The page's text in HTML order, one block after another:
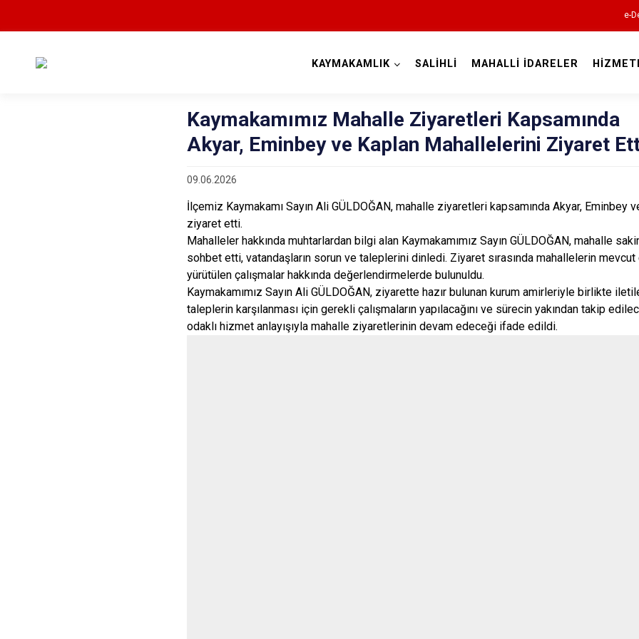
e-
Ahmetli
Alaşehir
Gölmarmara
KAYMAKAMLIK SALİHLİ MAHALLİ İDARELER
Kaymakamımız Mahalle Ziyaretleri Kapsamında
Akyar, Eminbey ve Kaplan Mahallelerini Ziyaret
09.06.2026
İlçemiz Kaymakamı Sayın Ali GÜLDOĞAN, mahalle ziyaretleri kapsamında Akyar, Eminbey
ziyaret etti.
Mahalleler hakkında muhtarlardan bilgi alan Kaymakamımız Sayın GÜLDOĞAN, mahalle
sohbet etti, vatandaşların sorun ve taleplerini dinledi. Ziyaret sırasında mahallelerin mevcut
yürütülen çalışmalar hakkında değerlendirmelerde bulunuldu.
Kaymakamımız Sayın Ali GÜLDOĞAN, ziyarette hazır bulunan kurum amirleriyle birlikte
taleplerin karşılanması için gerekli çalışmaların yapılacağını ve sürecin yakından takip
odaklı hizmet anlayışıyla mahalle ziyaretlerinin devam edeceği ifade edildi.